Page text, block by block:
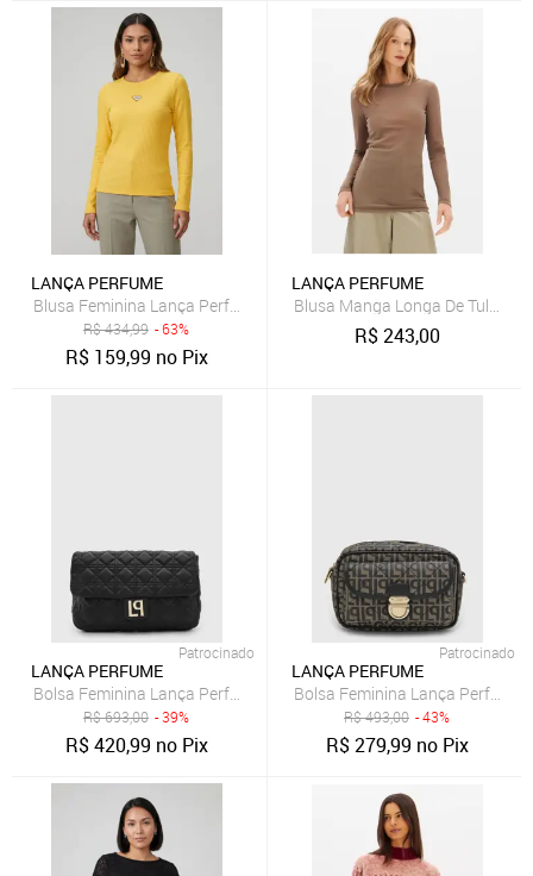
LANÇA PERFUME
Blusa Feminina Lança Perfume Manga Longa Ribana Amarela
R$434,99 - 63%
R$ 159,99 no Pix
LANÇA PERFUME
Blusa Manga Longa De Tule
R$243,00
Patrocinado
LANÇA PERFUME
Bolsa Feminina Lança Perfume Matelassê Preta
R$693,00 - 39%
R$420,99 no Pix
Patrocinado
LANÇA PERFUME
Bolsa Feminina Lança Perfume
R$493,00 - 43%
R$279,99 no Pix